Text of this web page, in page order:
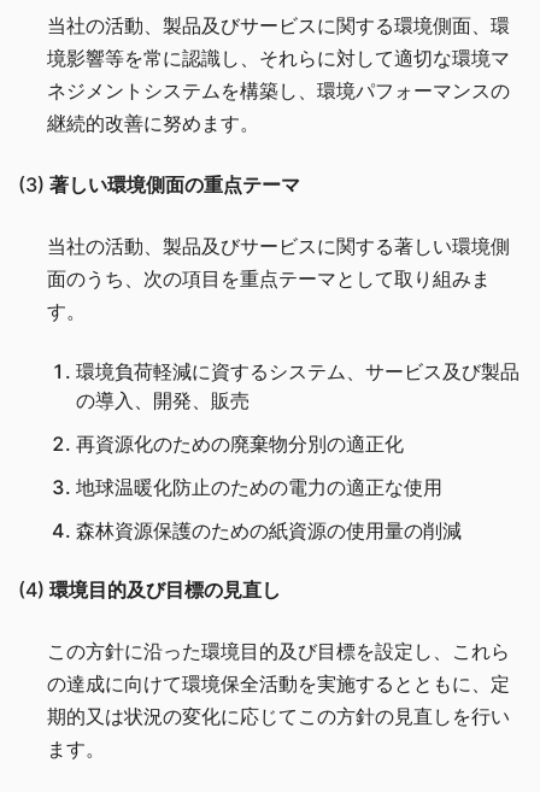
当社の活動、製品及びサービスに関する環境側面、環
境影響等を常に認識し、それらに対して適切な環境マ
ネジメントシステムを構築し、環境パフォーマンスの
継続的改善に努めます。
(3) 著しい環境側面の重点テーマ
当社の活動、製品及びサービスに関する著しい環境側
面のうち、次の項目を重点テーマとして取り組みま
す。
環境負荷軽減に資するシステム、サービス及び製品
の導入、開発、販売
再資源化のための廃棄物分別の適正化
地球温暖化防止のための電力の適正な使用
森林資源保護のための紙資源の使用量の削減
(4) 環境目的及び目標の見直し
この方針に沿った環境目的及び目標を設定し、これら
の達成に向けて環境保全活動を実施するとともに、定
期的又は状況の変化に応じてこの方針の見直しを行い
ます。